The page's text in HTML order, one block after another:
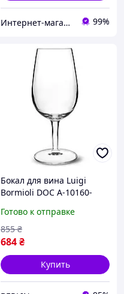
Интернет-магазин "TUDOM" 99%
Бокал для вина Luigi
Bormioli DOC A-10160-
высокое качество
Готово к отправке
684₴
855 ₴
Купить